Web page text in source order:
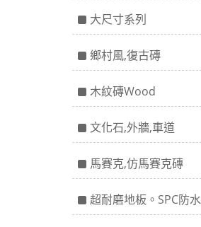
大尺寸系列
鄉村風,復古磚
木紋磚Wood
文化石,外牆,車道
馬賽克,仿馬賽克磚
超耐磨地板。SPC防